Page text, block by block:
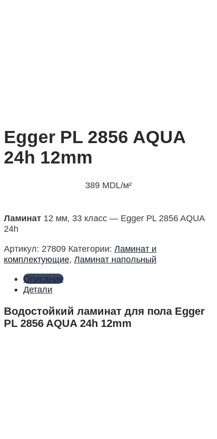
Egger PL 2856 AQUA
24h 12mm
389 MDL/м²
Ламинат 12 мм, 33 класс — Egger PL 2856 AQUA
24h
Артикул: 27809 Категории: Ламинат и
комплектующие, Ламинат напольный
Описание
Детали
Водостойкий ламинат для пола Egger
PL 2856 AQUA 24h 12mm